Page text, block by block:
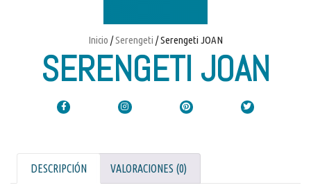
Inicio /Serengeti / Serengeti JOAN
SERENGETI JOAN
DESCRIPCIÓN VALORACIONES (0)